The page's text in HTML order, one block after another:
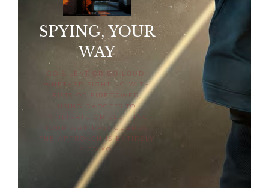
SPYING, YOUR
WAY
GO SILENT OR GO LOUD.
WHETHER FIGHTING WITH
FISTS OR FIREPOWER,
USING GADGETS TO
INFILTRATE OR BLUFFING
YOUR WAY PAST GUARDS,
THE APPROACH IS ENTIRELY
UP TO YOU.